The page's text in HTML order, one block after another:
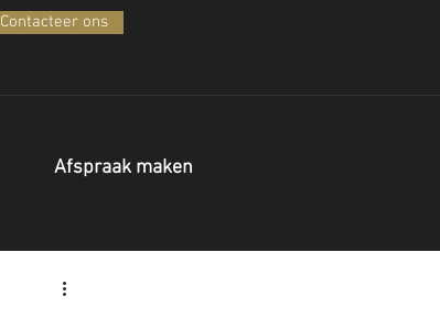
Contacteer ons
Afspraak maken